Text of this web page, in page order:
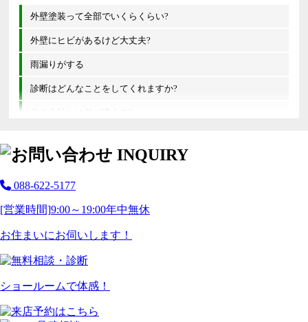
外壁塗装って全部でいくらくらい?
外壁にヒビがあるけど大丈夫?
雨漏りがする
診断はどんなことをしてくれますか?
他の会社とは何が違うの?
088-622-5177
[営業時間]9:00～19:00年中無休
お住まいにお伺いします！
ショールームで体感！